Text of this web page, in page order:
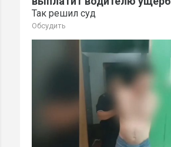
Так решил суд
Обсудить